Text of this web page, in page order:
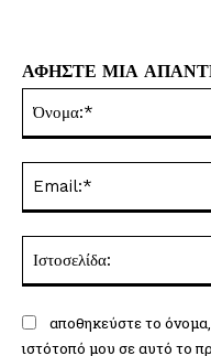
ΑΦΗΣΤΕ ΜΙΑ
αποθηκεύστε το
ιστότοπό μου σε αυτό το